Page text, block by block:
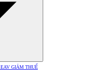
GIẢM THUẾ